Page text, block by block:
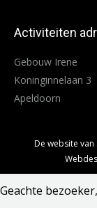
Activiteiten
Gebouw Irene
Koninginnelaan 3
Apeldoorn
De website
Geachte bezoeker,